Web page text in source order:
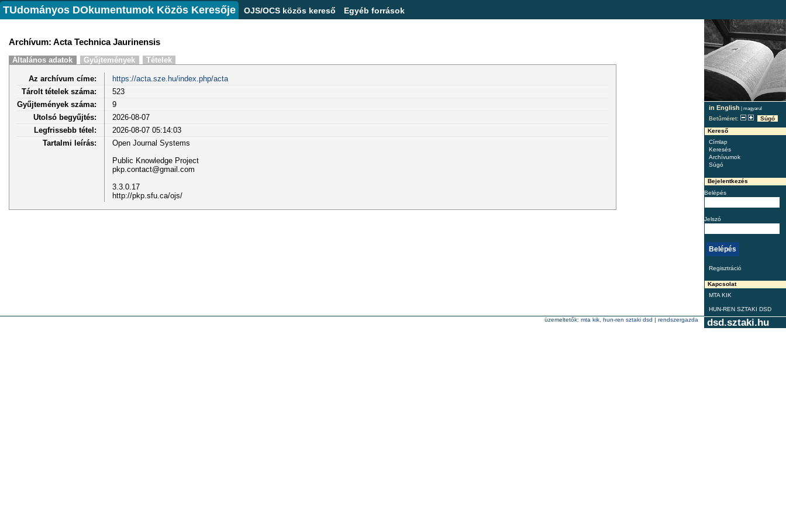
TUdományos DOkumentumok Közös Keresője OJS/OCS közös kereső Egyéb források
in English | magyarul
Betűméret:
Súgó
Kereső
Címlap
Keresés
Archívumok
Súgó
Bejelentkezés
Belépés
Jelszó
Regisztráció
Kapcsolat
MTA KIK
HUN-REN SZTAKI DSD
Archívum: Acta Technica Jaurinensis
Általános adatok Gyűjtemények Tételek
Az archívum címe:
https://acta.sze.hu/index.php/acta
Tárolt tételek száma:
523
Gyűjtemények száma:
9
Utolsó begyűjtés:
2026-08-07
Legfrissebb tétel:
2026-08-07 05:14:03
Tartalmi leírás:
Open Journal Systems
Public Knowledge Project
pkp.contact@gmail.com
3.3.0.17
http://pkp.sfu.ca/ojs/
dsd.sztaki.hu
üzemeltetők: mta kik hun-ren sztaki dsd | rendszergazda